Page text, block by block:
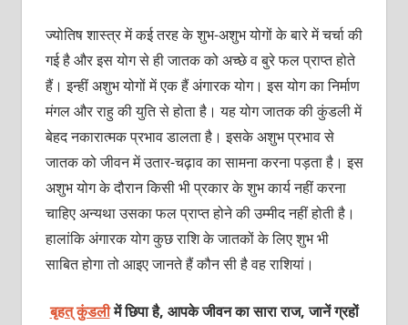
ज्योतिष शास्त्र में कई तरह के शुभ-अशुभ योगों के बारे में चर्चा की
गई है और इस योग से ही जातक को अच्छे व बुरे फल प्राप्त होते
हैं। इन्हीं अशुभ योगों में एक हैं अंगारक योग। इस योग का निर्माण
मंगल और राहु की युति से होता है। यह योग जातक की कुंडली में
बेहद नकारात्मक प्रभाव डालता है। इसके अशुभ प्रभाव से
जातक को जीवन में उतार-चढ़ाव का सामना करना पड़ता है। इस
अशुभ योग के दौरान किसी भी प्रकार के शुभ कार्य नहीं करना
चाहिए अन्यथा उसका फल प्राप्त होने की उम्मीद नहीं होती है।
हालांकि अंगारक योग कुछ राशि के जातकों के लिए शुभ भी
साबित होगा तो आइए जानते हैं कौन सी है वह राशियां।
बृहत् कुंडलीमें छिपा है, आपके जीवन का सारा राज, जानें ग्रहों